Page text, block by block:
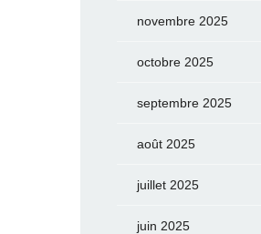
novembre 2025
octobre 2025
septembre 2025
août 2025
juillet 2025
juin 2025